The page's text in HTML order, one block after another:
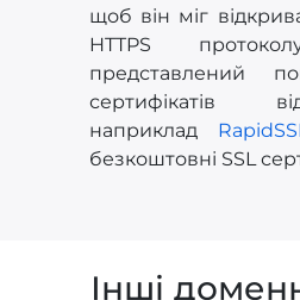
щоб він міг
HTTPS
представлений
сертифікатів
наприклад
безкоштовні SSL
Інші